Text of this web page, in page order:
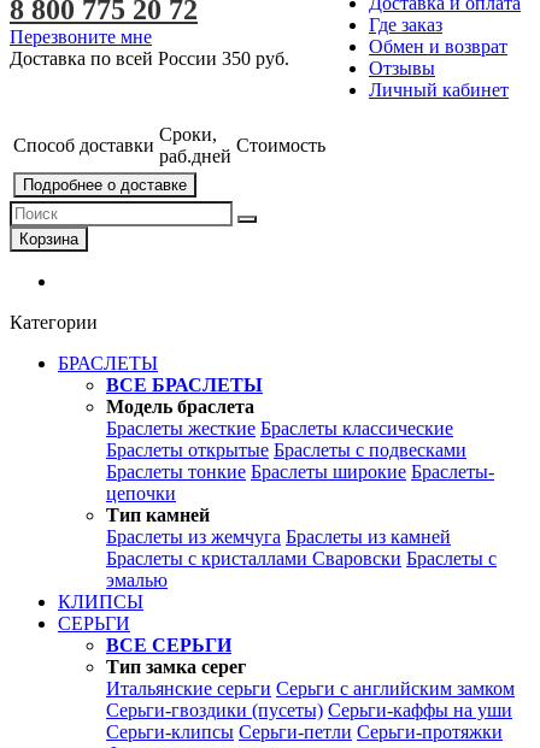
Где заказ
Обмен и возврат
Отзывы
Личный кабинет
8 800 775 20 72
Перезвоните мне
Доставка по всей России 350 руб.
Способ доставки
Сроки,
раб.дней
Стоимость
Подробнее о доставке
Корзина
Категории
БРАСЛЕТЫ
ВСЕ БРАСЛЕТЫ
Модель браслета
Браслеты жесткие Браслеты классические
Браслеты открытые Браслеты с подвесками
Браслеты тонкие Браслеты широкие Браслеты-
цепочки
Тип камней
Браслеты из жемчуга Браслеты из камней
Браслеты с кристаллами Сваровски Браслеты с
эмалью
КЛИПСЫ
СЕРЬГИ
ВСЕ СЕРЬГИ
Тип замка серег
Итальянские серьги Серьги с английским замком
Серьги-гвоздики (пусеты) Серьги-каффы на уши
Серьги-клипсы Серьги-петли Серьги-протяжки